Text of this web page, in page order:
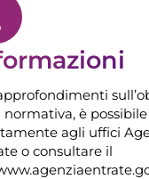
normativa, è
agli uffici
o consultare il